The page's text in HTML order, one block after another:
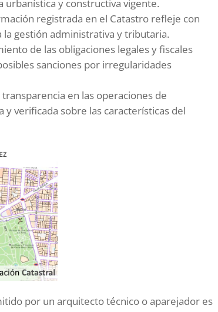
urbanística y constructiva vigente.
registrada en el Catastro refleje con
gestión administrativa y tributaria.
de las obligaciones legales y fiscales
sanciones por irregularidades
transparencia en las operaciones de
verificada sobre las características del
por un arquitecto técnico o aparejador es